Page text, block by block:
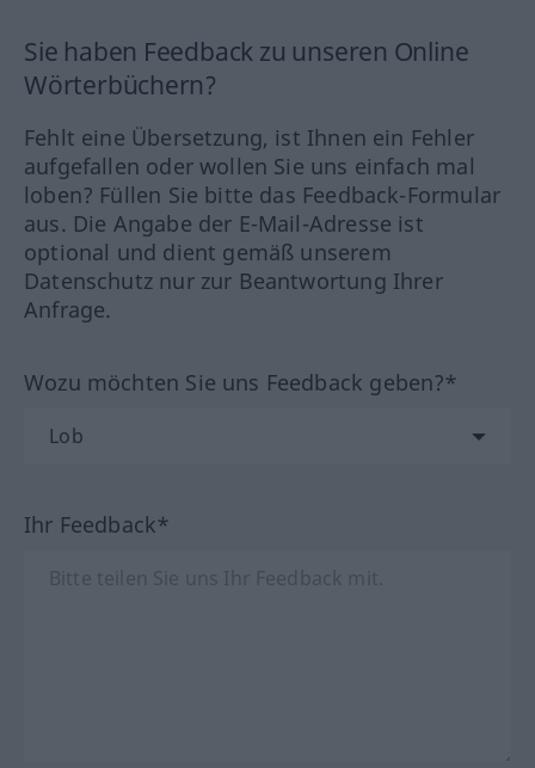
Sie haben Feedback zu unseren Online
Wörterbüchern?
Fehlt eine Übersetzung, ist Ihnen ein Fehler
aufgefallen oder wollen Sie uns einfach mal
loben? Füllen Sie bitte das Feedback-Formular
aus. Die Angabe der E-Mail-Adresse ist
optional und dient gemäß unserem
Datenschutz nur zur Beantwortung Ihrer
Anfrage.
Wozu möchten Sie uns Feedback geben?*
Ihr Feedback*